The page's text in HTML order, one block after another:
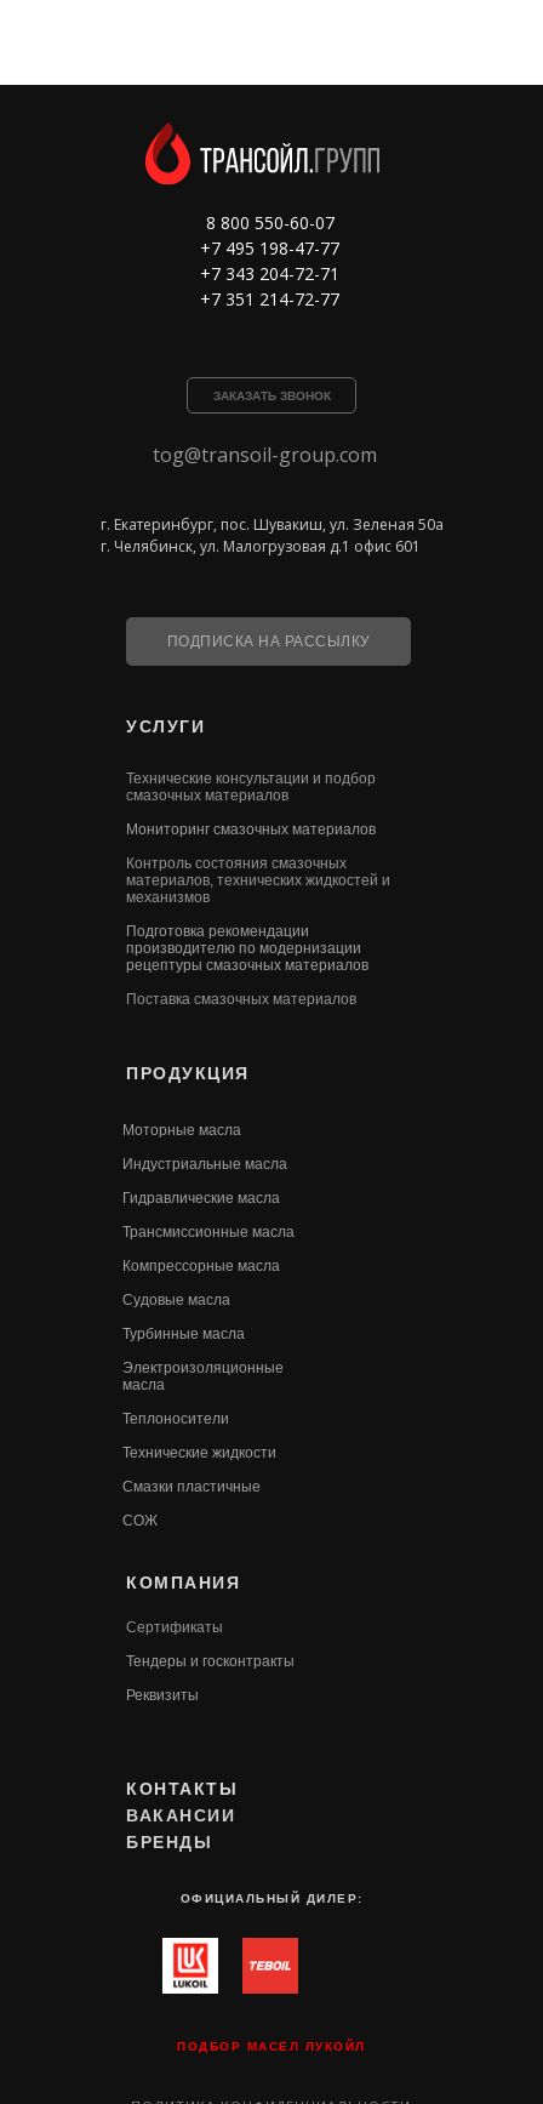
УСЛУГИ
Технические консультации и подбор
смазочных материалов
Мониторинг смазочных материалов
Контроль состояния смазочных
материалов, технических жидкостей и
механизмов
Подготовка рекомендации
производителю по модернизации
рецептуры смазочных материалов
Поставка смазочных материалов
ПРОДУКЦИЯ
КОМПАНИЯ
ПОДПИСКА НА РАССЫЛКУ
8 800 550-60-07
+7 495 198-47-77
+7 343 204-72-71
+7 351 214-72-77
ЗАКАЗАТЬ ЗВОНОК
tog@transoil-group.com
г. Екатеринбург, пос. Шувакиш, ул. Зеленая 50а
г. Челябинск, ул. Малогрузовая д.1 офис 601
Моторные масла
Индустриальные масла
Гидравлические масла
Трансмиссионные масла
Компрессорные масла
Судовые масла
Турбинные масла
Электроизоляционные
масла
Теплоносители
Технические жидкости
Смазки пластичные
СОЖ
Сертификаты
Тендеры и госконтракты
Реквизиты
КОНТАКТЫ
ОФИЦИАЛЬНЫЙ ДИЛЕР:
БРЕНДЫ
ПОДБОР МАСЕЛ ЛУКОЙЛ
ВАКАНСИИ